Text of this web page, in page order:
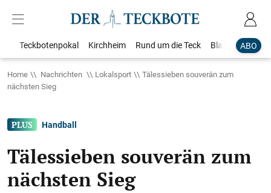
ABO
Teckbotenpokal Kirchheim Rund um die Teck Blaulicht
Home Nachrichten Lokalsport
Tälessieben souverän zum
nächsten Sieg
Handball
Tälessieben souverän zum
nächsten Sieg